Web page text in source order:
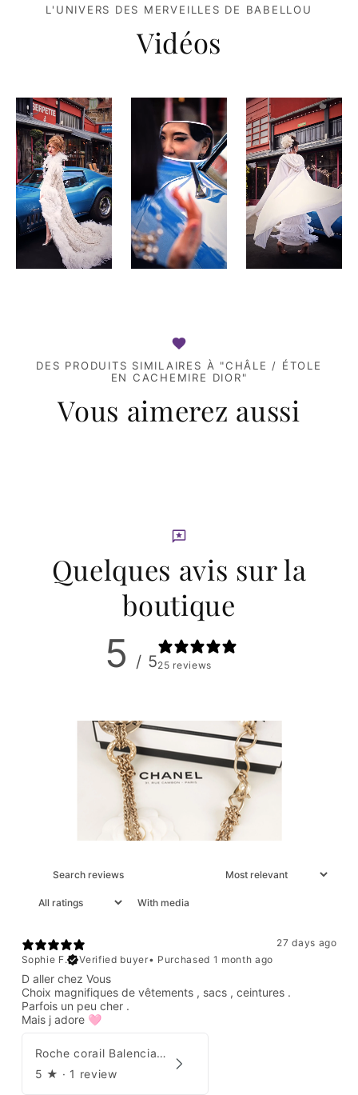
L'UNIVERS DES MERVEILLES DE BABELLOU
Vidéos
DES PRODUITS SIMILAIRES À "CHÂLE / ÉTOLE
EN CACHEMIRE DIOR"
Vous aimerez aussi
Quelques avis sur la
boutique
5 / 525 reviews
With media
27 days ago
Sophie F.
Verified buyer• Purchased 1 month ago
D aller chez Vous
Choix magnifiques de vêtements , sacs , ceintures .
Parfois un peu cher .
Mais j adore 🩷
Roche corail Balenciaga 2006
5 ★ · 1 review